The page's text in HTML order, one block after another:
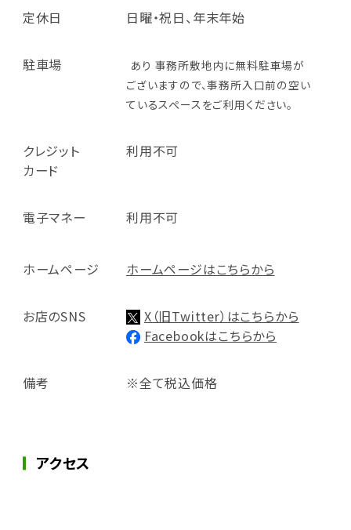
定休日 日曜・祝日、年末年始
駐車場
あり 事務所敷地内に無料駐車場が
ございますので、事務所入口前の空い
ているスペースをご利用ください。
クレジット
カード
利用不可
電子マネー 利用不可
ホームページ ホームページはこちらから
お店のSNS
X（旧Twitter）はこちらから
Facebookはこちらから
備考 ※全て税込価格
アクセス